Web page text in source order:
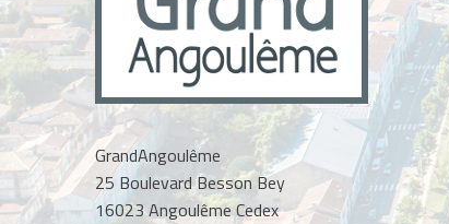
GrandAngoulême
25 Boulevard Besson Bey
16023 Angoulême Cedex